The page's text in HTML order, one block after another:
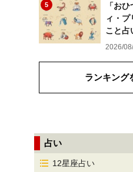
5
「お
ィ・プ
こと占
2026/
ランキング
占い
12星座占い